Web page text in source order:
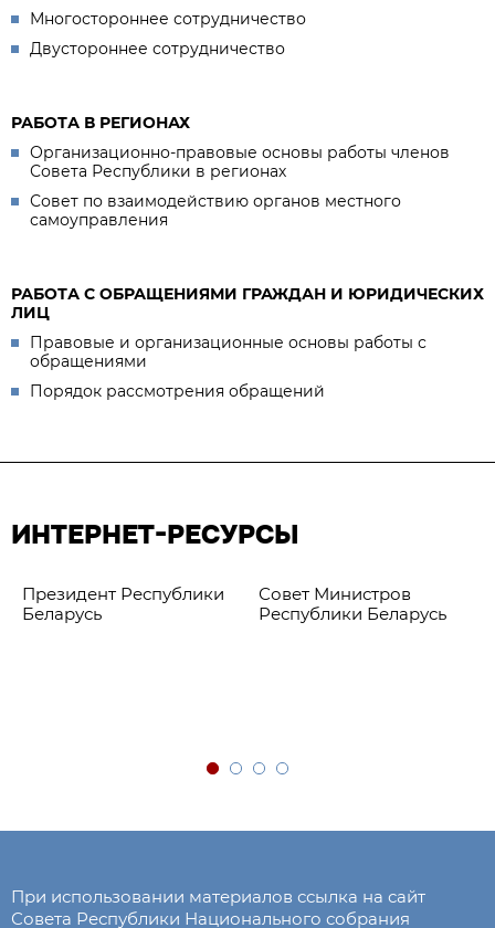
Многостороннее сотрудничество
Двустороннее сотрудничество
РАБОТА В РЕГИОНАХ
Организационно-правовые основы работы членов
Совета Республики в регионах
Совет по взаимодействию органов местного
самоуправления
РАБОТА С ОБРАЩЕНИЯМИ ГРАЖДАН И ЮРИДИЧЕСКИХ
ЛИЦ
Правовые и организационные основы работы с
обращениями
Порядок рассмотрения обращений
ИНТЕРНЕТ-РЕСУРСЫ
Президент Республики
Беларусь
Совет Министров
Республики Беларусь
При использовании материалов ссылка на сайт
Совета Республики Национального собрания